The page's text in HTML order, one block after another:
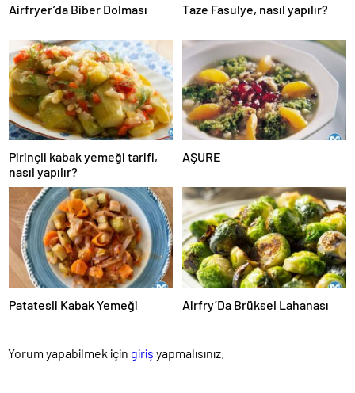
Airfryer’da Biber Dolması Taze Fasulye, nasıl yapılır?
Pirinçli kabak yemeği tarifi,
nasıl yapılır?
AŞURE
Patatesli Kabak Yemeği Airfry’Da Brüksel Lahanası
Yorum yapabilmek için giriş yapmalısınız.